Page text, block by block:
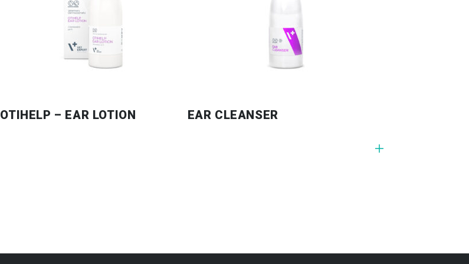
OTIHELP – EAR LOTION EAR CLEANSER